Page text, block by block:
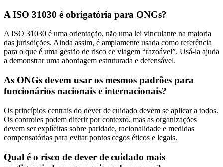
A ISO 31030 é obrigatória para ONGs?
A ISO 31030 é uma orientação, não uma lei vinculante na maioria
das jurisdições. Ainda assim, é amplamente usada como referência
para o que é uma gestão de risco de viagem “razoável”. Usá-la ajuda
a demonstrar uma abordagem estruturada e defensável.
As ONGs devem usar os mesmos padrões para
funcionários nacionais e internacionais?
Os princípios centrais do dever de cuidado devem se aplicar a todos.
Os controles podem diferir por contexto, mas as organizações
devem ser explícitas sobre paridade, racionalidade e medidas
compensatórias para evitar pontos cegos éticos e legais.
Qual é o risco de dever de cuidado mais